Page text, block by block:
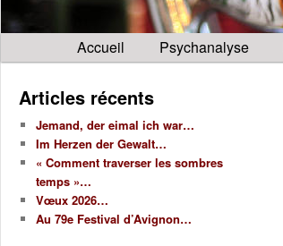
Menu
principalAccueil Psychanalyse
Articles récents
Jemand, der eimal ich war…
Im Herzen der Gewalt…
« Comment traverser les sombres
temps »…
Vœux 2026…
Au 79e Festival d’Avignon…